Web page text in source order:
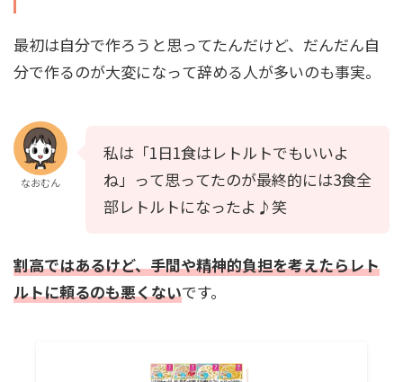
最初は自分で作ろうと思ってたんだけど、だんだん自
分で作るのが大変になって辞める人が多いのも事実。
なおむん
私は「1日1食はレトルトでもいいよ
ね」って思ってたのが最終的には3食全
部レトルトになったよ♪笑
割高ではあるけど、手間や精神的負担を考えたらレト
ルトに頼るのも悪くないです。